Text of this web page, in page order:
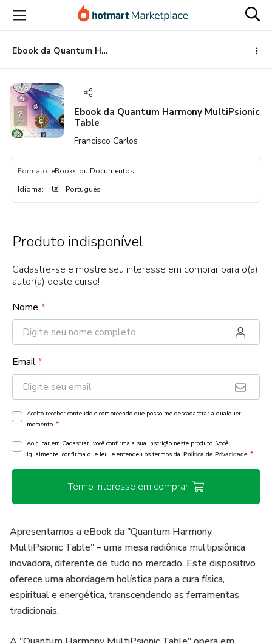
para
conteúdo
principal
para
pagamento
para
rodapé
Ebook da Quantum Harmony MultiPsionic Table
Ebook da Quantum Harmony MultiPsionic
Table
Francisco Carlos
Formato: eBooks ou Documentos
Idioma: Português
Produto indisponível
Cadastre-se e mostre seu interesse em comprar para o(a)
autor(a) deste curso!
Nome *
Email*
Aceito receber conteúdo e compreendo que posso me descadastrar a qualquer
momento. *
Ao clicar em Cadastrar, você confirma a sua inscrição neste produto. Você,
igualmente, confirma que leu, e entendeu os termos da Política de Privacidade *
Tenho interesse em comprar!
Apresentamos a eBook da "Quantum Harmony
MultiPsionic Table" – uma mesa radiônica multipsiônica
inovadora, diferente de tudo no mercado. Este dispositivo
oferece uma abordagem holística para a cura física,
espiritual e energética, transcendendo as ferramentas
tradicionais.